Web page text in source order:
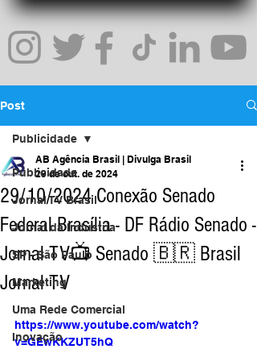
Post
Publicidade
Jornal TV Brasil
Jornal da Indústria
SP - São Paulo
Marketing
Uma Rede Comercial
Inovação
Publicidade
29/10/2024 Conexão Senado
Federal Brasília - DF Rádio Senado -
Jornal TV📺 Senado 🇧🇷 Brasil
Jornal TV
AB Agência Brasil | Divulga Brasil
29 de out. de 2024
https://www.youtube.com/watch?
v=GEwKKZUT5hQ